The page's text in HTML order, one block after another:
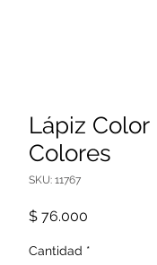
Lápiz Color
Colores
SKU: 11767
$ 76.000
Cantidad *